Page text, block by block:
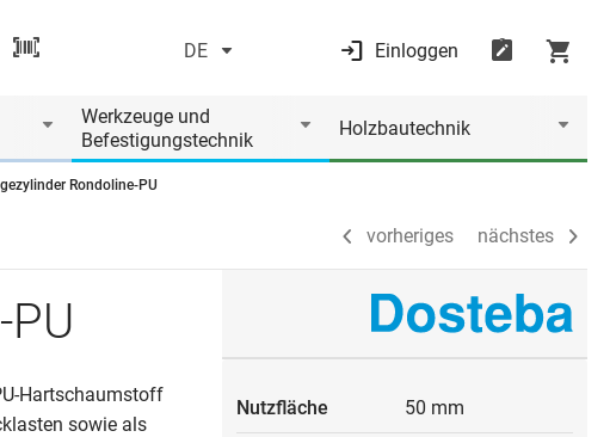
DE Einloggen
Werkzeuge und
Befestigungstechnik
Holzbautechnik
Rondoline-PU
vorheriges nächstes
vorheriges nächstes
Hartschaumstoff
sowie als
Nutzfläche 50 mm